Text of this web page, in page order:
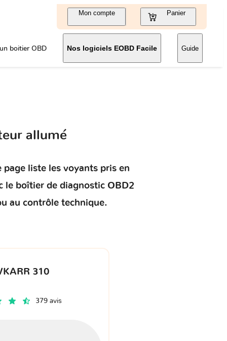
Mon compte Panier
boitier OBD Nos logiciels EOBD Facile Guide
allumé
page liste les voyants pris en
le boîtier de diagnostic OBD2
au contrôle technique.
310
379 avis